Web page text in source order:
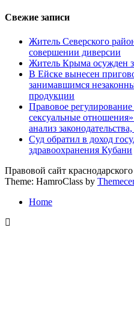
Свежие записи
Житель Северского
совершении диверсии
Житель Крыма осужден
В Ейске вынесен
занимавшимся
продукции
Правовое
сексуальные
анализ
Суд обратил в доход
здравоохранения Кубани
Правовой сайт
Theme: HamroClass by
Home